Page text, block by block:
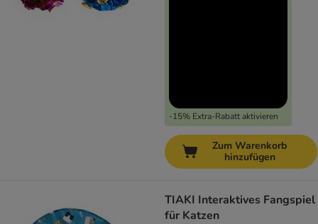
-15% Extra-Rabatt aktivieren
Zum Warenkorb
hinzufügen
TIAKI Interaktives Fangspiel
für Katzen